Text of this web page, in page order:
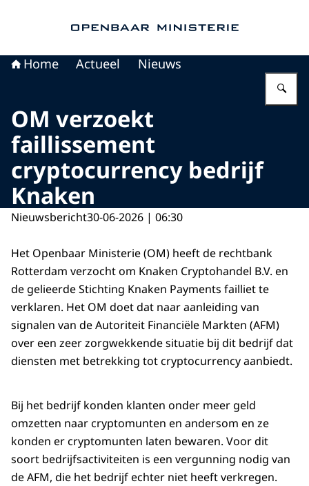
Home Actueel Nieuws
OM verzoekt
faillissement
cryptocurrency bedrijf
Knaken
Nieuwsbericht30-06-2026 | 06:30
Het Openbaar Ministerie (OM) heeft de rechtbank
Rotterdam verzocht om Knaken Cryptohandel B.V. en
de gelieerde Stichting Knaken Payments failliet te
verklaren. Het OM doet dat naar aanleiding van
signalen van de Autoriteit Financiële Markten (AFM)
over een zeer zorgwekkende situatie bij dit bedrijf dat
diensten met betrekking tot cryptocurrency aanbiedt.
Bij het bedrijf konden klanten onder meer geld
omzetten naar cryptomunten en andersom en ze
konden er cryptomunten laten bewaren. Voor dit
soort bedrijfsactiviteiten is een vergunning nodig van
de AFM, die het bedrijf echter niet heeft verkregen.